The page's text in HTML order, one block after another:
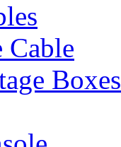
Cable
Boxes